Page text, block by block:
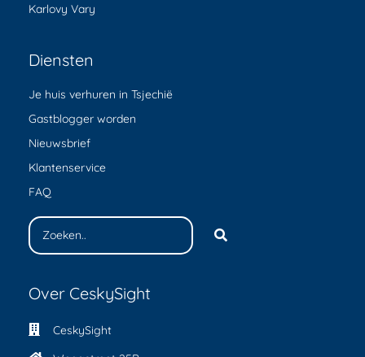
Karlovy Vary
Diensten
Je huis verhuren in Tsjechië
Gastblogger worden
Nieuwsbrief
Klantenservice
FAQ
Over CeskySight
CeskySight